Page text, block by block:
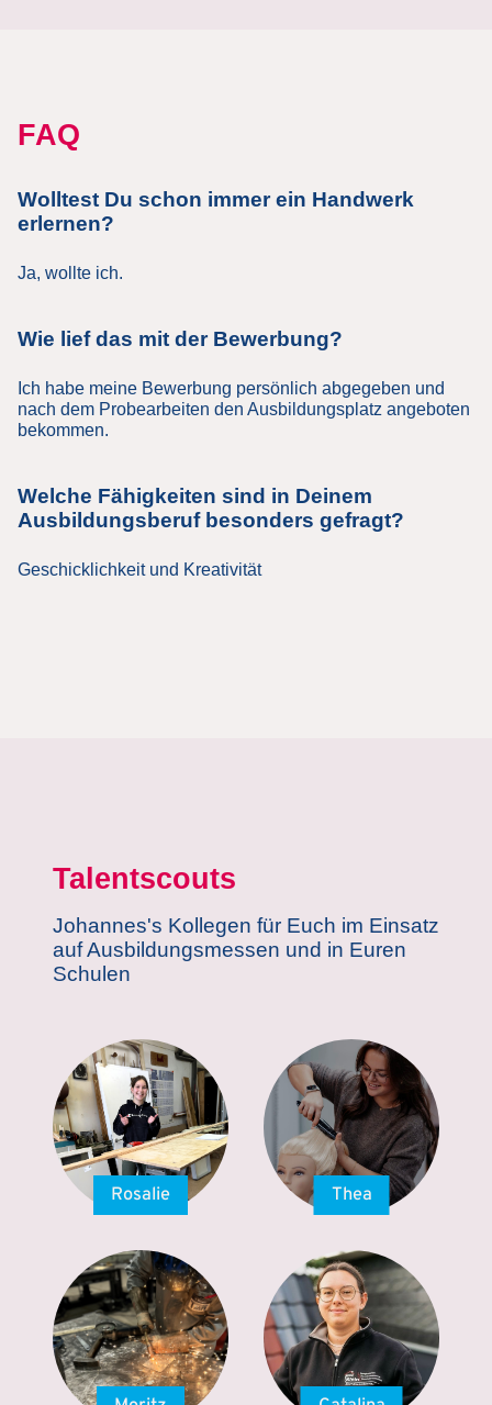
FAQ
Wolltest Du schon immer ein Handwerk
erlernen?
Ja, wollte ich.
Wie lief das mit der Bewerbung?
Ich habe meine Bewerbung persönlich abgegeben und
nach dem Probearbeiten den Ausbildungsplatz angeboten
bekommen.
Welche Fähigkeiten sind in Deinem
Ausbildungsberuf besonders gefragt?
Geschicklichkeit und Kreativität
Talentscouts
Johannes's Kollegen für Euch im Einsatz
auf Ausbildungsmessen und in Euren
Schulen
Rosalie Thea